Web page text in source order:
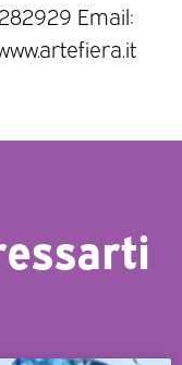
Email: